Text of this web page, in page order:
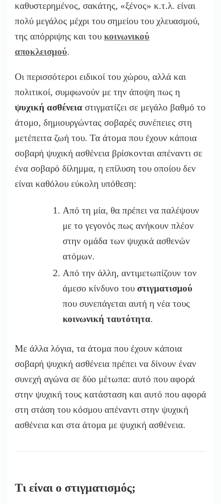
καθυστερημένος, σακάτης, «ξένος» κ.τ.λ. είναι
πολύ μεγάλος μέχρι του σημείου του χλευασμού,
της απόρριψης και του κοινωνικού
αποκλεισμού.
Οι περισσότεροι ειδικοί του χώρου, αλλά και
πολιτικοί, συμφωνούν με την άποψη πως η
ψυχική ασθένεια στιγματίζει σε μεγάλο βαθμό το
άτομο, δημιουργώντας σοβαρές συνέπειες στη
μετέπειτα ζωή του. Τα άτομα που έχουν κάποια
σοβαρή ψυχική ασθένεια βρίσκονται απέναντι σε
ένα σοβαρό δίλημμα, η επίλυση του οποίου δεν
είναι καθόλου εύκολη υπόθεση:
Από τη μία, θα πρέπει να παλέψουν
με το γεγονός πως ανήκουν πλέον
στην ομάδα των ψυχικά ασθενών
ατόμων.
Από την άλλη, αντιμετωπίζουν τον
άμεσο κίνδυνο του στιγματισμού
που συνεπάγεται αυτή η νέα τους
κοινωνική ταυτότητα.
Με άλλα λόγια, τα άτομα που έχουν κάποια
σοβαρή ψυχική ασθένεια πρέπει να δίνουν έναν
συνεχή αγώνα σε δύο μέτωπα: αυτό που αφορά
στην ψυχική τους κατάσταση και αυτό που αφορά
στη στάση του κόσμου απέναντι στην ψυχική
ασθένεια και στα άτομα με ψυχική ασθένεια.
Τι είναι ο στιγματισμός;